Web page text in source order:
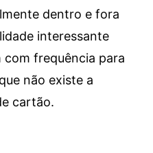
dentro e fora
interessante
com frequência para
não existe a
cartão.